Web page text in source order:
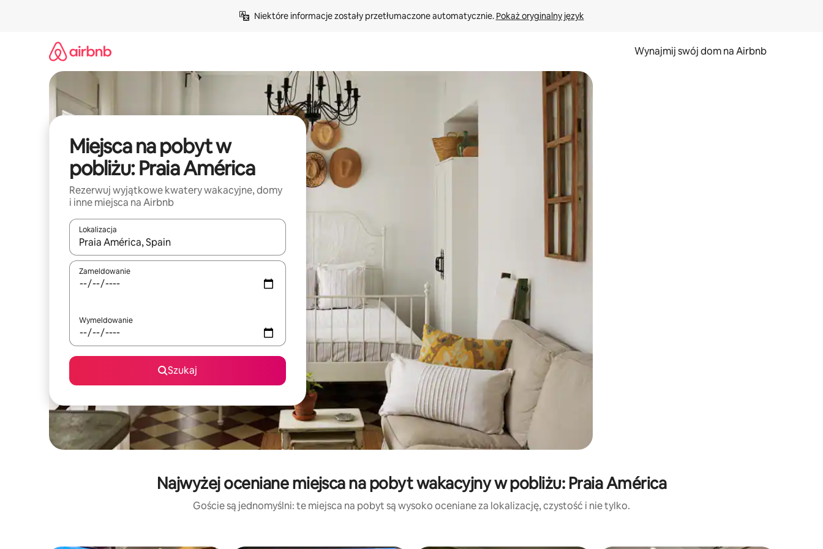
Niektóre informacje zostały przetłumaczone automatycznie. Pokaż oryginalny język
Wynajmij swój dom na Airbnb
Miejsca na pobyt w
pobliżu: Praia América
Rezerwuj wyjątkowe kwatery wakacyjne, domy
i inne miejsca na Airbnb
Lokalizacja
Gdy wyniki będą dostępne, możesz poruszać się po nich za pomocą klawiszy strzałek w górę i w dół lub przeglądać je za pomocą gestów dotykowych lub przesuwania.
Zameldowanie
Wymeldowanie
Szukaj
Najwyżej oceniane miejsca na pobyt wakacyjny w pobliżu: Praia América
Goście są jednomyślni: te miejsca na pobyt są wysoko oceniane za lokalizację, czystość i nie tylko.